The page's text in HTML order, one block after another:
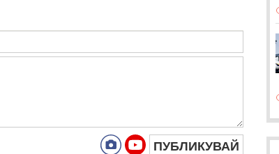
ПУБЛИКУВАЙ